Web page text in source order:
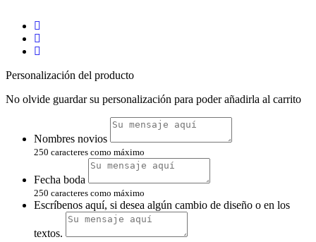
Personalización del producto
No olvide guardar su personalización para poder añadirla al carrito
Nombres novios
250 caracteres como máximo
Fecha boda
250 caracteres como máximo
Escríbenos aquí, si desea algún cambio de diseño o en los
textos.